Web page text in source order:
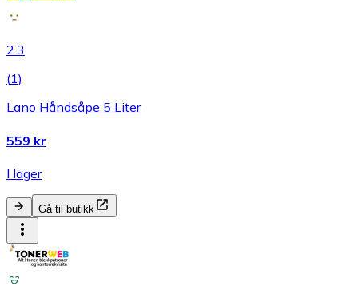
2.3
(1)
Lano Håndsåpe 5 Liter
559 kr
I lager
Gå til butikk